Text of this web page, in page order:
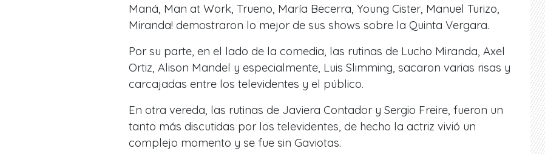
Maná, Man at Work, Trueno, María Becerra, Young Cister, Manuel Turizo,
Miranda! demostraron lo mejor de sus shows sobre la Quinta Vergara.
Por su parte, en el lado de la comedia, las rutinas de Lucho Miranda, Axel
Ortiz, Alison Mandel y especialmente, Luis Slimming, sacaron varias risas y
carcajadas entre los televidentes y el público.
En otra vereda, las rutinas de Javiera Contador y Sergio Freire, fueron un
tanto más discutidas por los televidentes, de hecho la actriz vivió un
complejo momento y se fue sin Gaviotas.